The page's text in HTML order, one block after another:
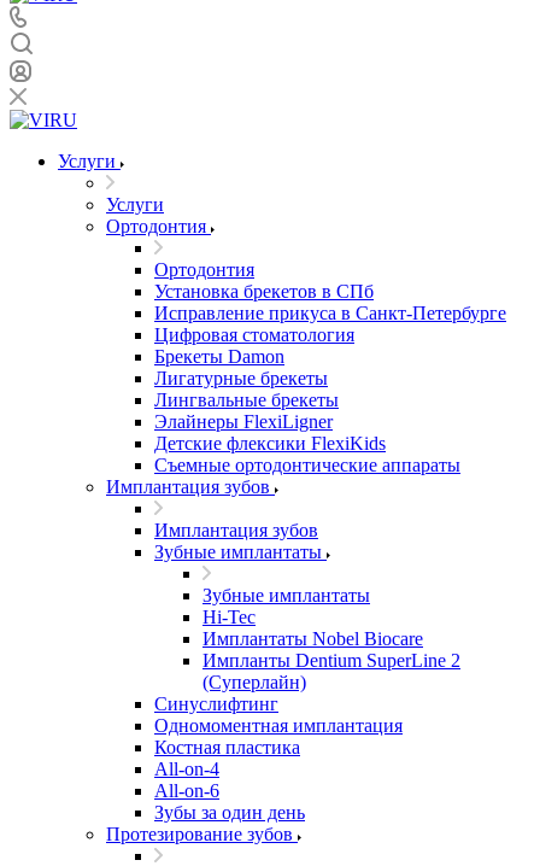
Услуги
Услуги
Ортодонтия
Ортодонтия
Установка брекетов в СПб
Исправление прикуса в Санкт-Петербурге
Цифровая стоматология
Брекеты Damon
Лигатурные брекеты
Лингвальные брекеты
Элайнеры FlexiLigner
Детские флексики FlexiKids
Съемные ортодонтические аппараты
Имплантация зубов
Имплантация зубов
Зубные имплантаты
Зубные имплантаты
Hi-Tec
Имплантаты Nobel Biocare
Импланты Dentium SuperLine 2
(Суперлайн)
Синуслифтинг
Одномоментная имплантация
Костная пластика
All-on-4
All-on-6
Зубы за один день
Протезирование зубов